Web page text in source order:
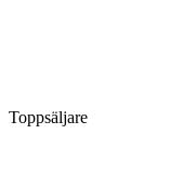
Toppsäljare